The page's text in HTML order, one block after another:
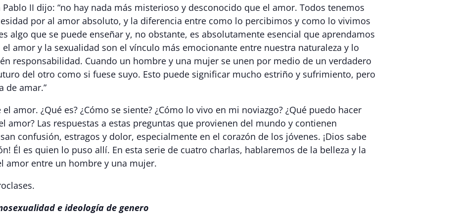
II dijo: “no hay nada más misterioso y desconocido que el amor. Todos tenemos
por al amor absoluto, y la diferencia entre como lo percibimos y como lo vivimos
algo que se puede enseñar y, no obstante, es absolutamente esencial que aprendamos
amor y la sexualidad son el vínculo más emocionante entre nuestra naturaleza y lo
responsabilidad. Cuando un hombre y una mujer se unen por medio de un verdadero
del otro como si fuese suyo. Esto puede significar mucho estriño y sufrimiento, pero
de amar.”
amor. ¿Qué es? ¿Cómo se siente? ¿Cómo lo vivo en mi noviazgo? ¿Qué puedo hacer
amor? Las respuestas a estas preguntas que provienen del mundo y contienen
confusión, estragos y dolor, especialmente en el corazón de los jóvenes. ¡Dios sabe
Él es quien lo puso allí. En esta serie de cuatro charlas, hablaremos de la belleza y la
amor entre un hombre y una mujer.
e ideología de genero